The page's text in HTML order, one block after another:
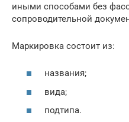
иными способами без
сопроводительной
Маркировка состоит из:
названия;
вида;
подтипа.